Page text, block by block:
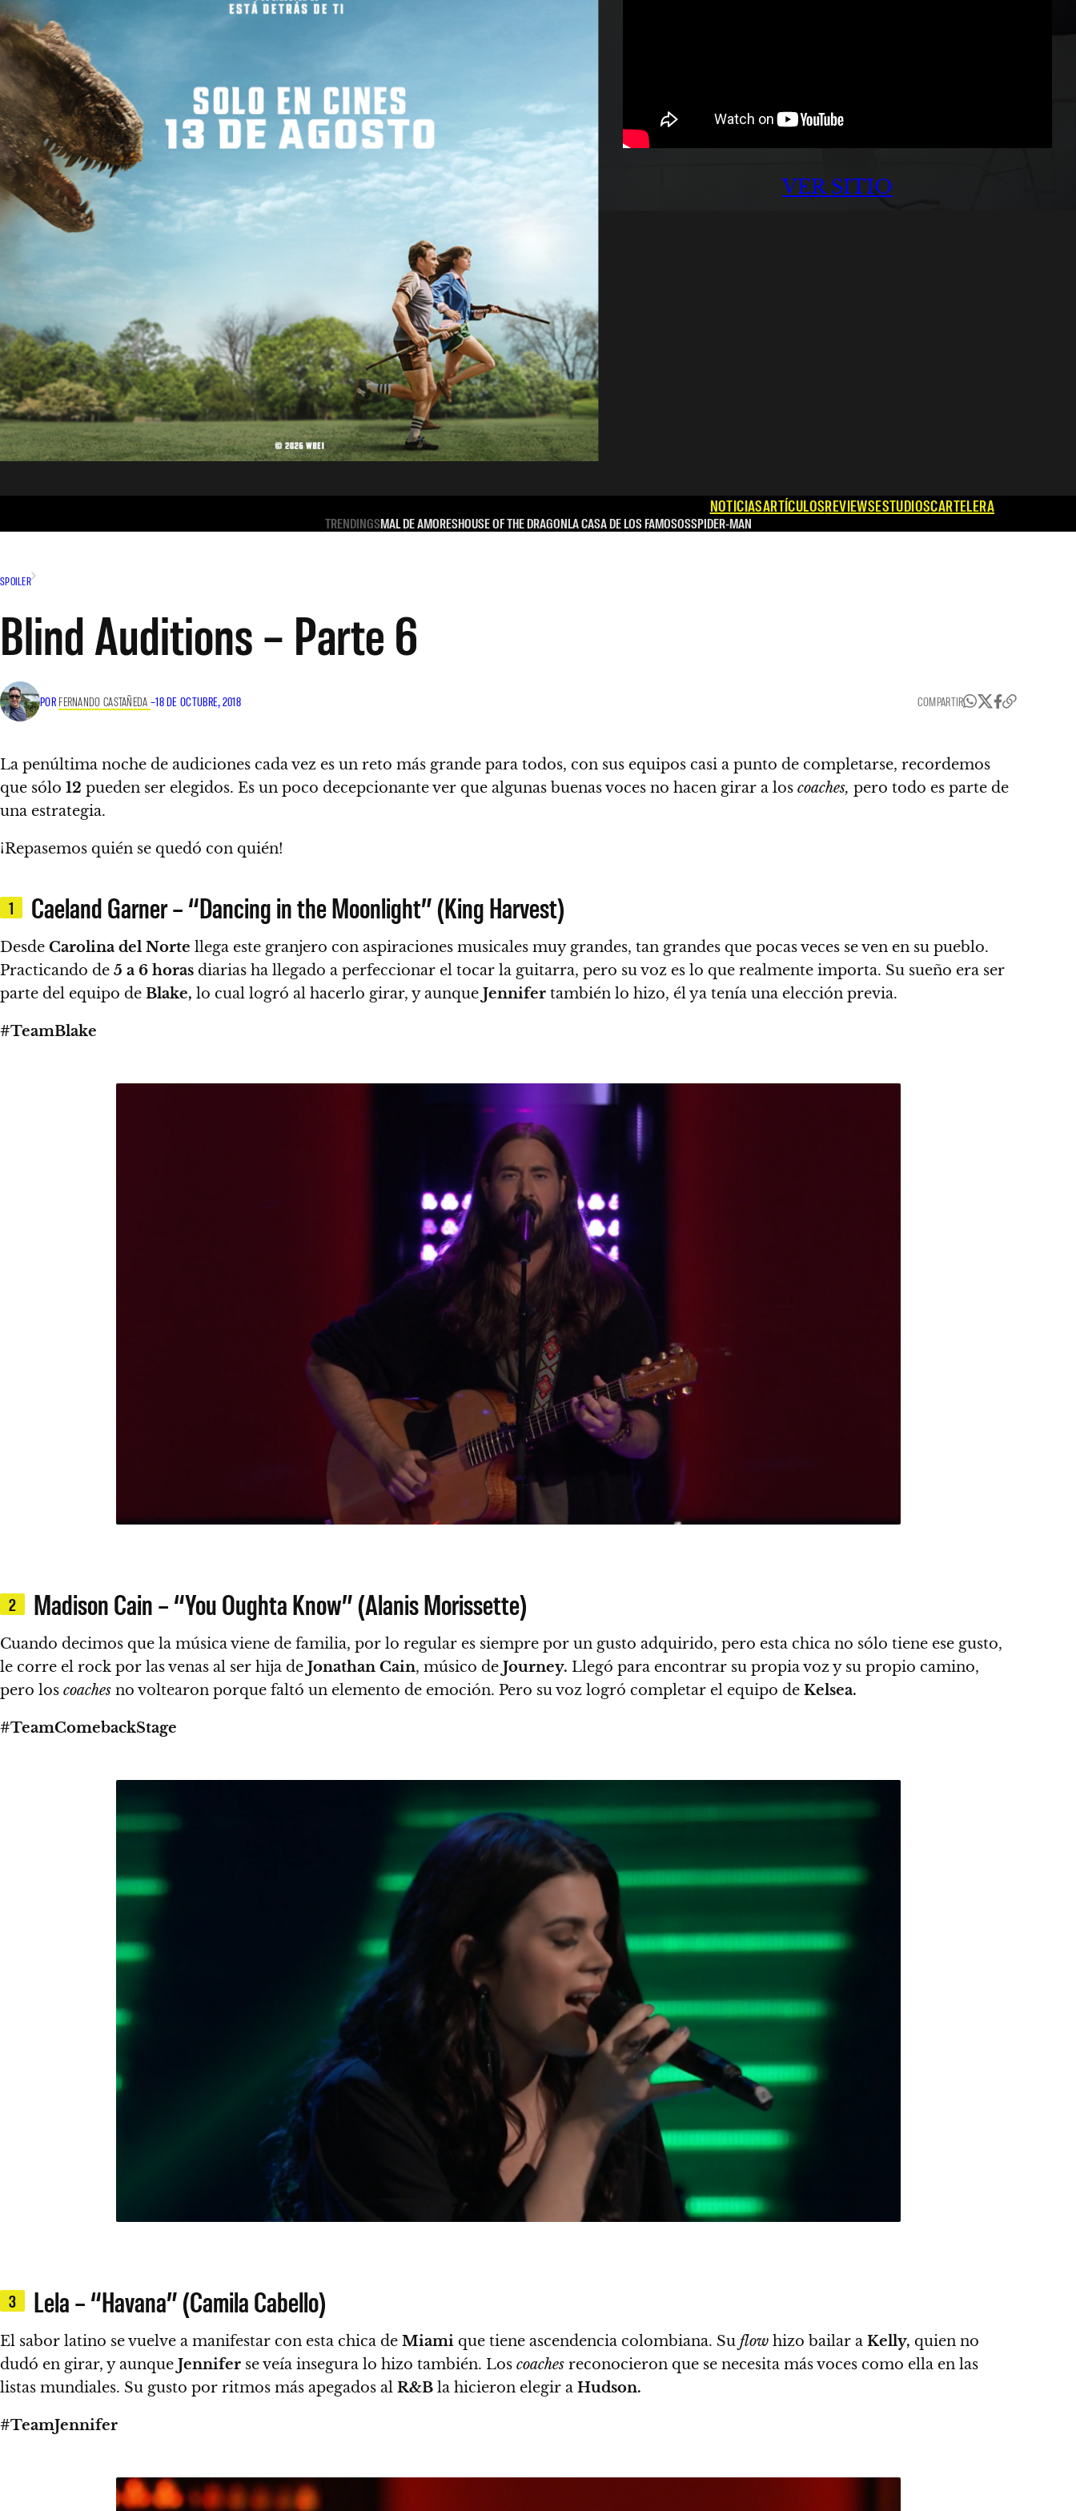
VER SITIO
NOTICIASARTÍCULOSREVIEWSESTUDIOSCARTELERA
TRENDINGSMAL DE AMORESHOUSE OF THE DRAGONLA CASA DE LOS FAMOSOSSPIDER-MAN
SPOILER
Blind Auditions – Parte 6
POR FERNANDO CASTAÑEDA –18 DE OCTUBRE, 2018 COMPARTIR
La penúltima noche de audiciones cada vez es un reto más grande para todos, con sus equipos casi a punto de completarse, recordemos
que sólo 12 pueden ser elegidos. Es un poco decepcionante ver que algunas buenas voces no hacen girar a los coaches, pero todo es parte de
una estrategia.
¡Repasemos quién se quedó con quién!
1 Caeland Garner – “Dancing in the Moonlight” (King Harvest)
Desde Carolina del Norte llega este granjero con aspiraciones musicales muy grandes, tan grandes que pocas veces se ven en su pueblo.
Practicando de 5 a 6 horas diarias ha llegado a perfeccionar el tocar la guitarra, pero su voz es lo que realmente importa. Su sueño era ser
parte del equipo de Blake, lo cual logró al hacerlo girar, y aunque Jennifer también lo hizo, él ya tenía una elección previa.
#TeamBlake
2 Madison Cain – “You Oughta Know” (Alanis Morissette)
Cuando decimos que la música viene de familia, por lo regular es siempre por un gusto adquirido, pero esta chica no sólo tiene ese gusto,
le corre el rock por las venas al ser hija de Jonathan Cain, músico de Journey. Llegó para encontrar su propia voz y su propio camino,
pero los coaches no voltearon porque faltó un elemento de emoción. Pero su voz logró completar el equipo de Kelsea.
#TeamComebackStage
3 Lela – “Havana” (Camila Cabello)
El sabor latino se vuelve a manifestar con esta chica de Miami que tiene ascendencia colombiana. Su flow hizo bailar a Kelly, quien no
dudó en girar, y aunque Jennifer se veía insegura lo hizo también. Los coaches reconocieron que se necesita más voces como ella en las
listas mundiales. Su gusto por ritmos más apegados al R&B la hicieron elegir a Hudson.
#TeamJennifer